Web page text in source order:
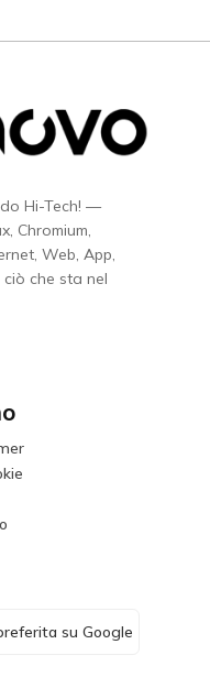
Hi-Tech! —
Chromium,
Web, App,
che sta nel
su Google